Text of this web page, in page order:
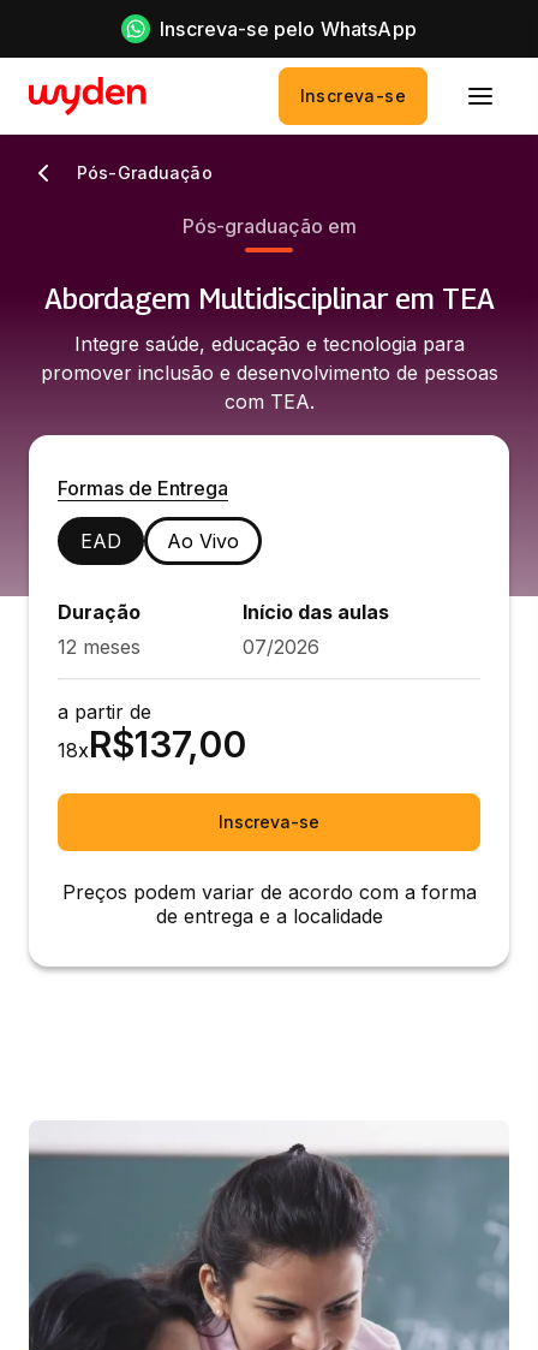
Inscreva-se pelo WhatsApp
Inscreva-se
Pós-Graduação
Pós-graduação em
Abordagem Multidisciplinar em TEA
Integre saúde, educação e tecnologia para
promover inclusão e desenvolvimento de pessoas
com TEA.
Formas de Entrega
EAD Ao Vivo
Duração
12 meses
Início das aulas
07/2026
a partir de
18xR$137,00
Inscreva-se
Preços podem variar de acordo com a forma
de entrega e a localidade